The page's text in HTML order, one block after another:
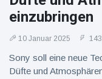
und
York
Aufrufe
einzubringen
10 Januar 2025
Sony soll eine neue
Düfte und